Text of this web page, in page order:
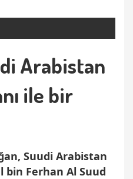
Arabistan
ile bir
Suudi Arabistan
bin Ferhan Al Suud